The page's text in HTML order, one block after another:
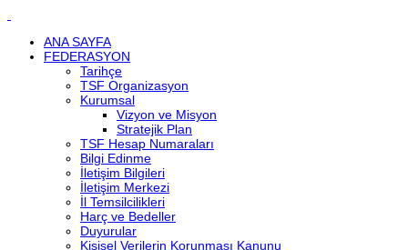
ANA SAYFA
FEDERASYON
Tarihçe
TSF Organizasyon
Kurumsal
Vizyon ve Misyon
Stratejik Plan
TSF Hesap Numaraları
Bilgi Edinme
İletişim Bilgileri
İletişim Merkezi
İl Temsilcilikleri
Harç ve Bedeller
Duyurular
Kişisel Verilerin Korunması Kanunu